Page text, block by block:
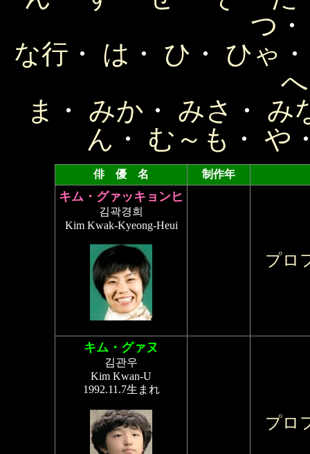
つ
な行 ・ は ・ ひ ・ ひゃ
へ
ま
・ みか ・ みさ ・ み
ん ・ む～も ・ や
俳 優 名 制作年
キム・グァッキョンヒ
김곽경희
Kim Kwak-Kyeong-Heui
プロ
キム・グァヌ
김관우
Kim Kwan-U
1992.11.7生まれ
プロ